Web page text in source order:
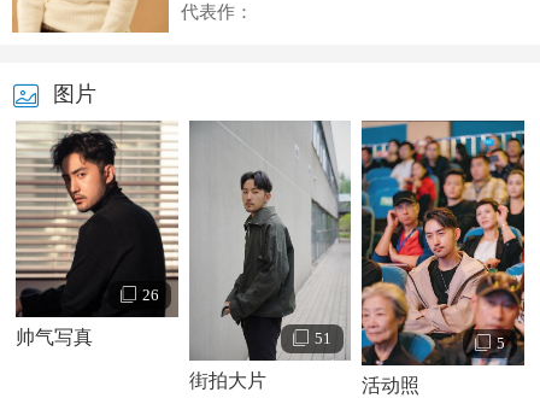
代表作：
图片
26
帅气写真 51
街拍大片
5
活动照